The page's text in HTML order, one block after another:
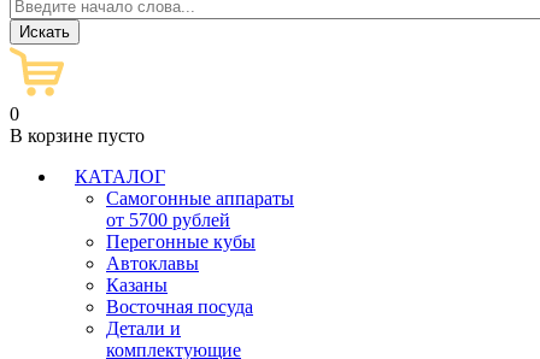
0
В корзине пусто
КАТАЛОГ
Самогонные аппараты
от 5700 рублей
Перегонные кубы
Автоклавы
Казаны
Восточная посуда
Детали и
комплектующие